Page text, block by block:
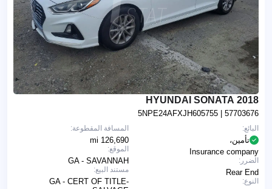
2018 HYUNDAI SONATA
5NPE24AFXJH605755 | 57703676
المسافة المقطوعة:
126,690 mi
الموقع:
GA - SAVANNAH
مستند البيع:
GA - CERT OF TITLE-
البائع:
تأمين،
Insurance company
الضرر:
Rear End
النوع: